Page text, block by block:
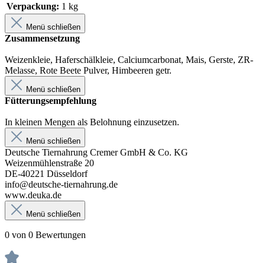
Verpackung: 1 kg
Menü schließen
Zusammensetzung
Weizenkleie, Haferschälkleie, Calciumcarbonat, Mais, Gerste, ZR-
Melasse, Rote Beete Pulver, Himbeeren getr.
Menü schließen
Fütterungsempfehlung
In kleinen Mengen als Belohnung einzusetzen.
Menü schließen
Deutsche Tiernahrung Cremer GmbH & Co. KG
Weizenmühlenstraße 20
DE-40221 Düsseldorf
info@deutsche-tiernahrung.de
www.deuka.de
Menü schließen
0 von 0 Bewertungen